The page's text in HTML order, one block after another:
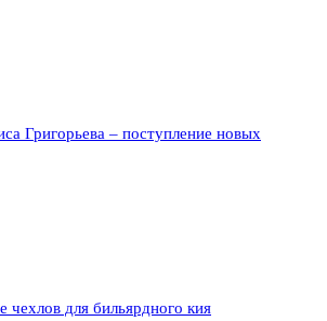
Григорьева – поступление новых
чехлов для бильярдного кия